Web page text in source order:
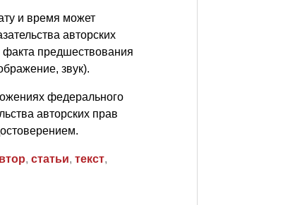
и время может
авторских
факта предшествования
звук).
федерального
авторских прав
, статьи, текст,